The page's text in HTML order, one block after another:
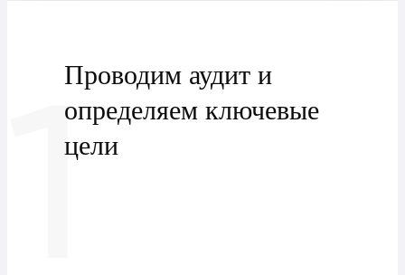
1
Проводим аудит и
определяем ключевые
цели